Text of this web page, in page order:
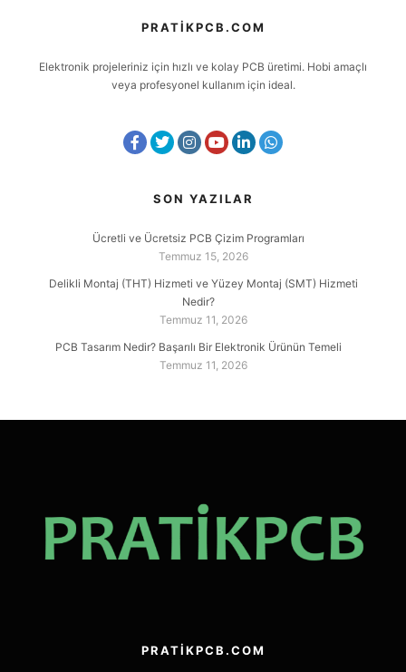
PRATIKPCB.COM
Elektronik projeleriniz için hızlı ve kolay PCB üretimi. Hobi amaçlı
veya profesyonel kullanım için ideal.
SON YAZILAR
Ücretli ve Ücretsiz PCB Çizim Programları
Temmuz 15, 2026
Delikli Montaj (THT) Hizmeti ve Yüzey Montaj (SMT) Hizmeti
Nedir?
Temmuz 11, 2026
PCB Tasarım Nedir? Başarılı Bir Elektronik Ürünün Temeli
Temmuz 11, 2026
PRATIKPCB.COM